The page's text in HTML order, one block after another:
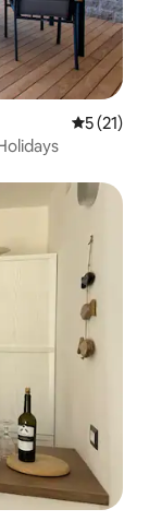
5 (21)